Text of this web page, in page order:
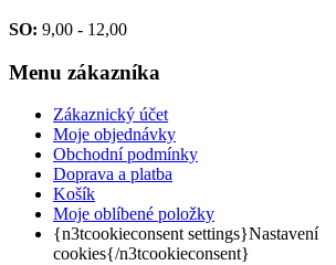
SO: 9,00 - 12,00
Menu zákazníka
Zákaznický účet
Moje objednávky
Obchodní podmínky
Doprava a platba
Košík
Moje oblíbené položky
{n3tcookieconsent settings}Nastavení
cookies{/n3tcookieconsent}